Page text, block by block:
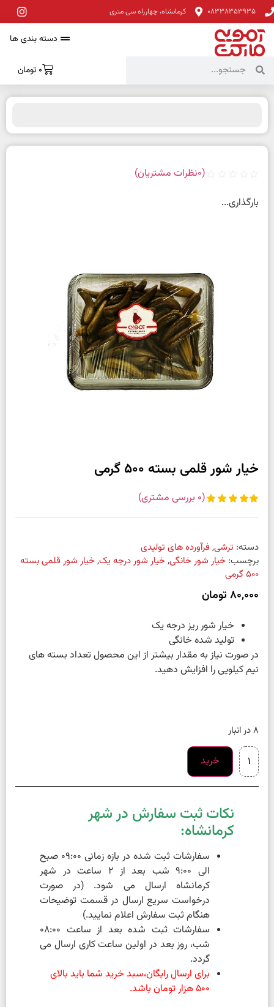
08338353935 کرمانشاه، چهارراه سی متری
دسته بندی ها
0 تومان
(
0نظرات مشتریان)
بارگذاری...
خیار شور قلمی بسته 500 گرمی
(
0 بررسی مشتری)
دسته: ترشی, فرآورده های تولیدی
برچسب: خیار شور خانگی,خیار شور درجه یک,خیار شور قلمی بسته
500 گرمی
80,000 تومان
خیار شور ریز درجه یک
تولید شده خانگی
در صورت نیاز به مقدار بیشتر از این محصول تعداد بسته های
نیم کیلویی را افزایش دهید.
8 در انبار
خرید
نکات ثبت سفارش در شهر
کرمانشاه:
سفارشات ثبت شده در بازه زمانی 09:00 صبح
الی 9:00 شب بعد از 2 ساعت در شهر
کرمانشاه ارسال می شود. (در صورت
درخواست سریع ارسال در قسمت توضیحات
هنگام ثبت سفارش اعلام نمایید.)
سفارشات ثبت شده بعد از ساعت 08:00
شب، روز بعد در اولین ساعت کاری ارسال می
گردد.
برای ارسال رایگان،سبد خرید شما باید بالای
500 هزار تومان باشد.